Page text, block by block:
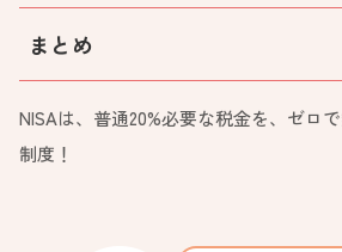
まとめ
NISAは、普通20%必要な税金を、ゼロ
制度！